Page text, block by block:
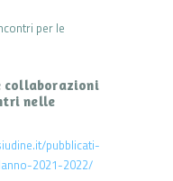
per le
collaborazioni
nelle
pubblicati-
2021-2022/